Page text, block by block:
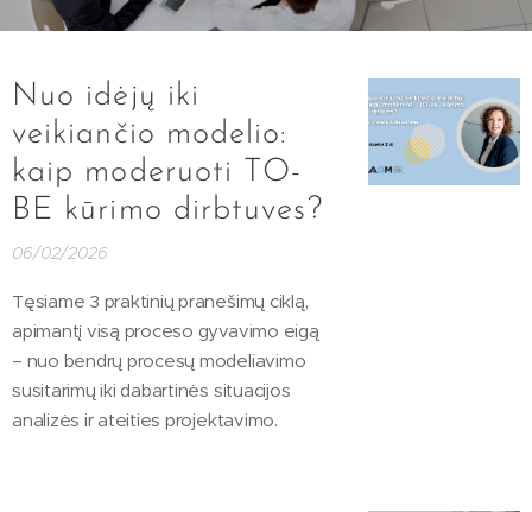
Nuo idėjų iki
veikiančio modelio:
kaip moderuoti TO-
BE kūrimo dirbtuves?
06/02/2026
Tęsiame 3 praktinių pranešimų ciklą,
apimantį visą proceso gyvavimo eigą
– nuo bendrų procesų modeliavimo
susitarimų iki dabartinės situacijos
analizės ir ateities projektavimo.